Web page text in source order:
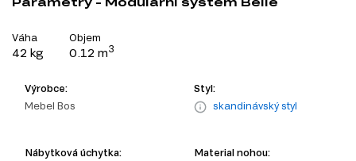
Váha
42 kg
Objem
0.12 m3
Výrobce:
Mebel Bos
Styl:
skandinávský styl
Nábytková úchytka:
Material nohou: